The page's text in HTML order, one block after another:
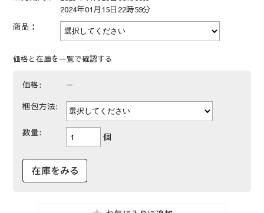
2024年01月15日22時59分
商品：
価格と在庫を一覧で確認する
価格: －
梱包方法:
数量: 個